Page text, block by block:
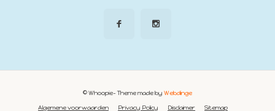
Algemene voorwaarden Privacy Policy Disclaimer Sitemap
© Whoopie- Theme made by Webdinge